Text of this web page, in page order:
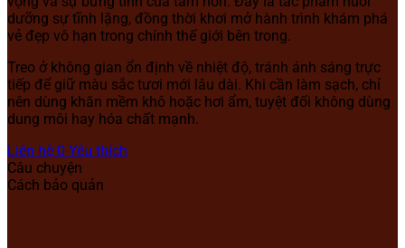
dưỡng sự tĩnh lặng, đồng thời khơi mở hành trình khám phá
vẻ đẹp vô hạn trong chính thế giới bên trong.
Treo ở không gian ổn định về nhiệt độ, tránh ánh sáng trực
tiếp để giữ màu sắc tươi mới lâu dài. Khi cần làm sạch, chỉ
nên dùng khăn mềm khô hoặc hơi ẩm, tuyệt đối không dùng
dung môi hay hóa chất mạnh.
Liên hệ 0 Yêu thích
Câu chuyện
Cách bảo quản